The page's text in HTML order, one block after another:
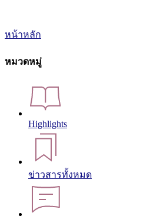
หน้าหลัก
หมวดหมู่
Highlights
ข่าวสารทั้งหมด